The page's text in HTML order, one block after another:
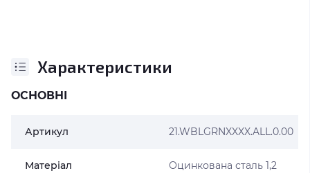
Характеристики
ОСНОВНІ
Артикул 21.WBLGRNXXXX.ALL.0.00
Матеріал
Оцинкована сталь 1,2